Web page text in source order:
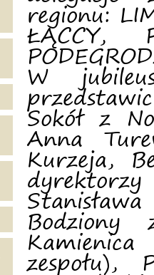
regionu:
ŁĄCCY,
W
Sokół z
Anna
Kurzeja,
Bodziony
zespołu),